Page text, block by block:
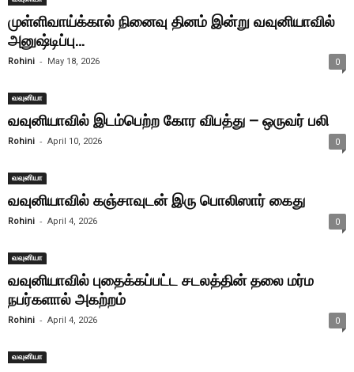
முள்ளிவாய்க்கால் நினைவு தினம் இன்று வவுனியாவில்
அனுஷ்டிப்பு…
Rohini - May 18, 2026 0
வவுனியா
வவுனியாவில் இடம்பெற்ற கோர விபத்து – ஒருவர் பலி
Rohini - April 10, 2026 0
வவுனியா
வவுனியாவில் கஞ்சாவுடன் இரு பொலிஸார் கைது
Rohini - April 4, 2026 0
வவுனியா
வவுனியாவில் புதைக்கப்பட்ட சடலத்தின் தலை மர்ம
நபர்களால் அகற்றம்
Rohini - April 4, 2026 0
வவுனியா